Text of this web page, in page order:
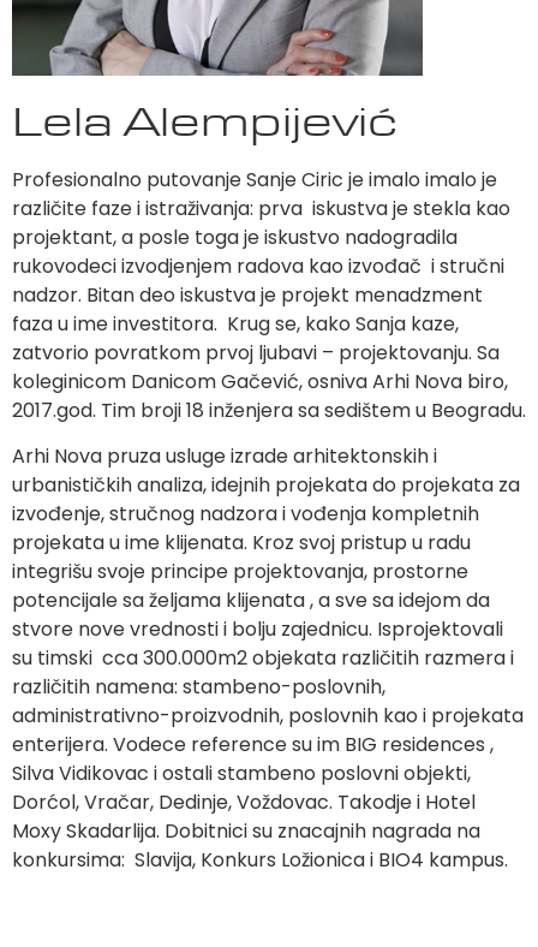
Lela Alempijević
Profesionalno putovanje Sanje Ciric je imalo imalo je
različite faze i istraživanja: prva iskustva je stekla kao
projektant, a posle toga je iskustvo nadogradila
rukovodeci izvodjenjem radova kao izvođač i stručni
nadzor. Bitan deo iskustva je projekt menadzment
faza u ime investitora. Krug se, kako Sanja kaze,
zatvorio povratkom prvoj ljubavi – projektovanju. Sa
koleginicom Danicom Gačević, osniva Arhi Nova biro,
2017.god. Tim broji 18 inženjera sa sedištem u Beogradu.
Arhi Nova pruza usluge izrade arhitektonskih i
urbanističkih analiza, idejnih projekata do projekata za
izvođenje, stručnog nadzora i vođenja kompletnih
projekata u ime klijenata. Kroz svoj pristup u radu
integrišu svoje principe projektovanja, prostorne
potencijale sa željama klijenata , a sve sa idejom da
stvore nove vrednosti i bolju zajednicu. Isprojektovali
su timski cca 300.000m2 objekata različitih razmera i
različitih namena: stambeno-poslovnih,
administrativno-proizvodnih, poslovnih kao i projekata
enterijera. Vodece reference su im BIG residences ,
Silva Vidikovac i ostali stambeno poslovni objekti,
Dorćol, Vračar, Dedinje, Voždovac. Takodje i Hotel
Moxy Skadarlija. Dobitnici su znacajnih nagrada na
konkursima: Slavija, Konkurs Ložionica i BIO4 kampus.